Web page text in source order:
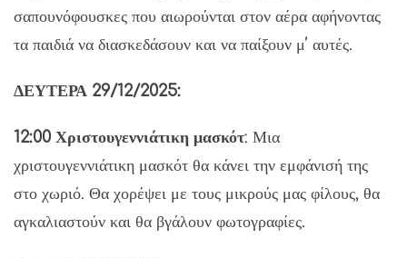
σαπουνόφουσκες που αιωρούνται στον αέρα αφήνοντας
τα παιδιά να διασκεδάσουν και να παίξουν μ’ αυτές.
ΔΕΥΤΕΡΑ 29/12/2025:
12:00 Χριστουγεννιάτικη μασκότ: Μια
χριστουγεννιάτικη μασκότ θα κάνει την εμφάνισή της
στο χωριό. Θα χορέψει με τους μικρούς μας φίλους, θα
αγκαλιαστούν και θα βγάλουν φωτογραφίες.